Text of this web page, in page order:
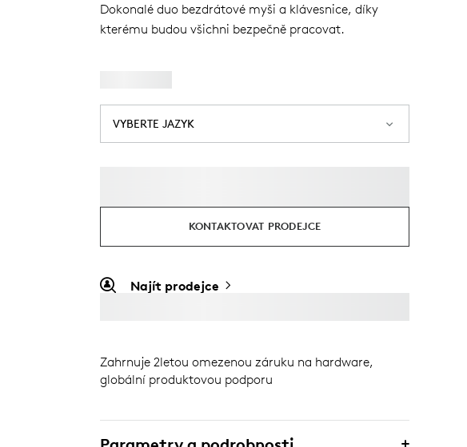
Dokonalé duo bezdrátové myši a klávesnice, díky
kterému budou všichni bezpečně pracovat.
VYBERTE JAZYK
KONTAKTOVAT PRODEJCE
Najít prodejce
Zahrnuje 2letou omezenou záruku na hardware,
globální produktovou podporu